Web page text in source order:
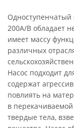
Одноступенчатый
200A/B обладает
имеет массу
различных
Насос подходит
содержат
повлиять на
в
твердые тела,